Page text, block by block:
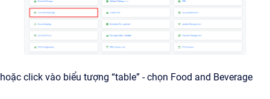
hoặc click vào biểu tượng “table” - chọn Food and Beverage